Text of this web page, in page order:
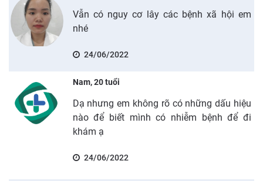
Vẫn có nguy cơ lây các bệnh xã hội em
nhé
24/06/2022
Nam, 20 tuổi
Dạ nhưng em không rõ có những dấu hiệu
nào để biết mình có nhiễm bệnh để đi
khám ạ
24/06/2022